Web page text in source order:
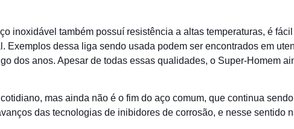
inoxidável também possuí resistência a altas temperaturas, é
dessa liga sendo usada podem ser encontrados em
dos anos. Apesar de todas essas qualidades, o Super-Homem
mas ainda não é o fim do aço comum, que continua
das tecnologias de inibidores de corrosão, e nesse sentido